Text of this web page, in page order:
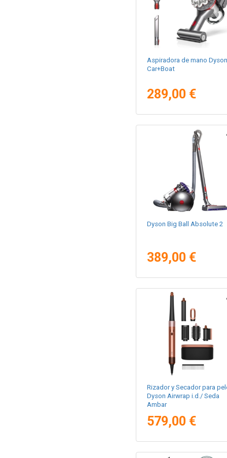
Aspiradora de mano Dyson
Car+Boat
289,00 €
Dyson Big Ball Absolute 2
389,00 €
Rizador y Secador para
Dyson Airwrap i.d./ Seda
Ambar
579,00 €